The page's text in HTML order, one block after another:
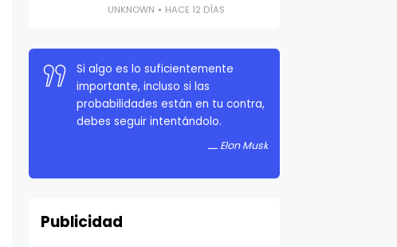
UNKNOWN HACE 12 DÍAS
Si algo es lo suficientemente
importante, incluso si las
probabilidades están en tu contra,
debes seguir intentándolo.
Elon Musk
Publicidad